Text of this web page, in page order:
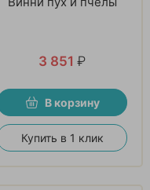
3 851 ₽
В корзину
Купить в 1 клик